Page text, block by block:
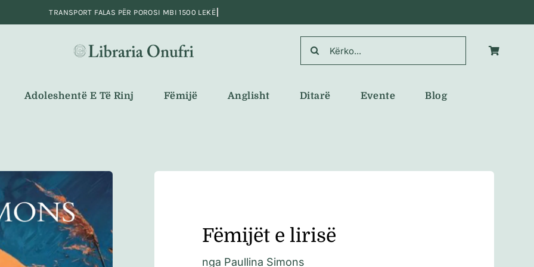
Search
for:
Adoleshentë E Të Rinj Fëmijë Anglisht Ditarë Evente Blog
Fëmijët e lirisë
nga Paullina Simons